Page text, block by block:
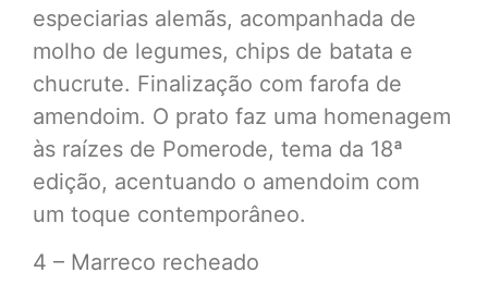
especiarias alemãs, acompanhada de
molho de legumes, chips de batata e
chucrute. Finalização com farofa de
amendoim. O prato faz uma homenagem
às raízes de Pomerode, tema da 18ª
edição, acentuando o amendoim com
um toque contemporâneo.
4 – Marreco recheado